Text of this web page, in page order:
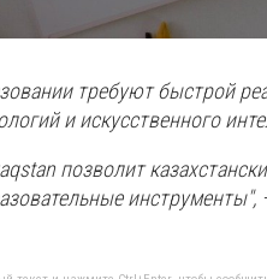
требуют быстрой
и искусственного
позволит